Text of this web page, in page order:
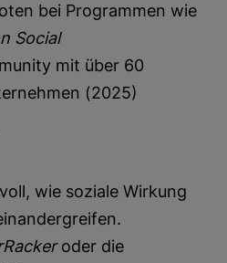
bei Programmen wie
Social
mit über 60
(2025)
wie soziale Wirkung
oder die